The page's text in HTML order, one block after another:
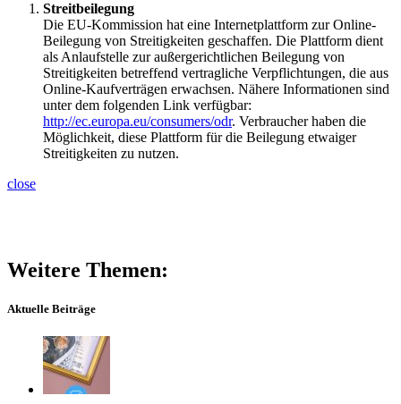
Streitbeilegung
Die EU-Kommission hat eine Internetplattform zur Online-
Beilegung von Streitigkeiten geschaffen. Die Plattform dient
als Anlaufstelle zur außergerichtlichen Beilegung von
Streitigkeiten betreffend vertragliche Verpflichtungen, die aus
Online-Kaufverträgen erwachsen. Nähere Informationen sind
unter dem folgenden Link verfügbar:
http://ec.europa.eu/consumers/odr. Verbraucher haben die
Möglichkeit, diese Plattform für die Beilegung etwaiger
Streitigkeiten zu nutzen.
close
Weitere Themen:
Aktuelle Beiträge